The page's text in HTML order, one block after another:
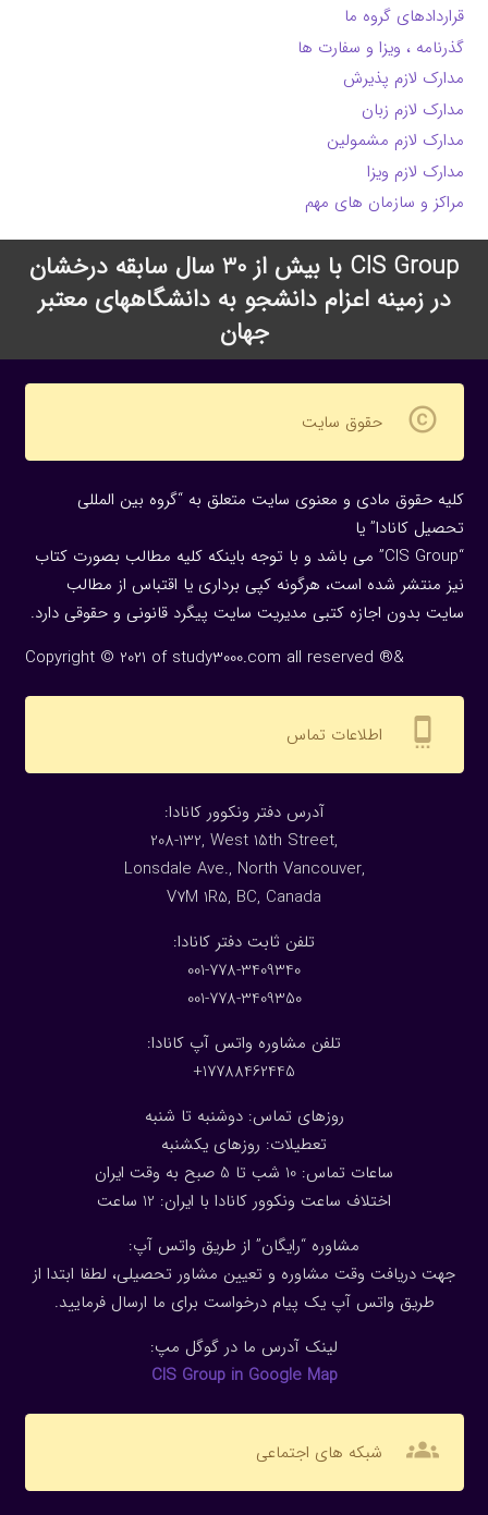
قراردادهای گروه ما
گذرنامه ، ویزا و سفارت ها
مدارک لازم پذیرش
مدارک لازم زبان
مدارک لازم مشمولین
مدارک لازم ویزا
مراکز و سازمان های مهم
CIS Group با بیش از 30 سال سابقه درخشان
در زمینه اعزام دانشجو به دانشگاههای معتبر
جهان
copyright حقوق سایت
کلیه حقوق مادی و معنوی سایت متعلق به “گروه بین المللی
تحصیل کانادا” یا
“CIS Group” می باشد و با توجه باینکه کلیه مطالب بصورت کتاب
نیز منتشر شده است، هرگونه كپی برداری یا اقتباس از مطالب
سایت بدون اجازه كتبی مدیریت سایت پیگرد قانونی و حقوقی دارد.
Copyright © 2021 of study3000.com all reserved ®&
settings_cell اطلاعات تماس
:آدرس دفتر ونکوور کانادا
208-132, West 15th Street,
Lonsdale Ave., North Vancouver,
V7M 1R5, BC, Canada
:تلفن ثابت دفتر کانادا
001-778-3409340
001-778-3409350
تلفن مشاوره واتس آپ کانادا:
17788462445+
روزهای تماس: دوشنبه تا شنبه
تعطیلات: روزهای یکشنبه
ساعات تماس: 10 شب تا 5 صبح به وقت ایران
اختلاف ساعت ونکوور کانادا با ایران: 1 2 ساعت
مشاوره “رایگان” از طریق واتس آپ:
جهت دریافت وقت مشاوره و تعیین مشاور تحصیلی، لطفا ابتدا از
طریق واتس آپ یک پیام درخواست برای ما ارسال فرمایید.
لینک آدرس ما در گوگل مپ:
CIS Group in Google Map
groups شبکه های اجتماعی